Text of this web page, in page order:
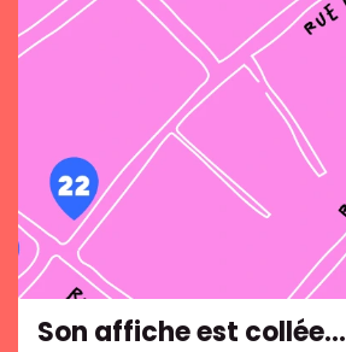
Son affiche est collée…